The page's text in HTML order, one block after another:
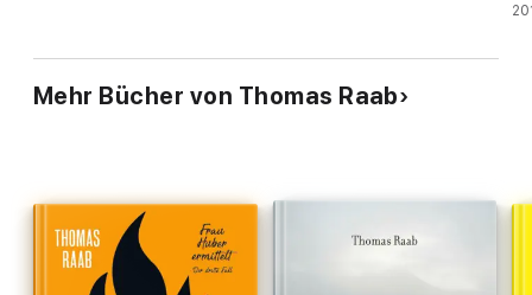
Mehr Bücher von Thomas Raab